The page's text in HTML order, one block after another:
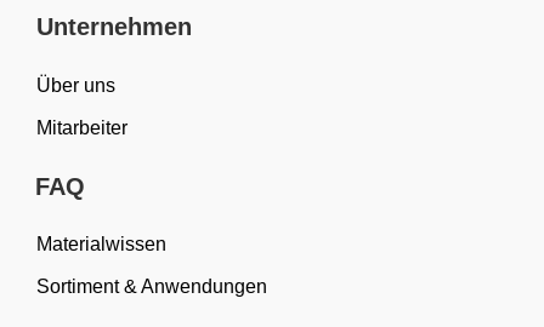
Unternehmen
Über uns
Mitarbeiter
FAQ
Materialwissen
Sortiment & Anwendungen